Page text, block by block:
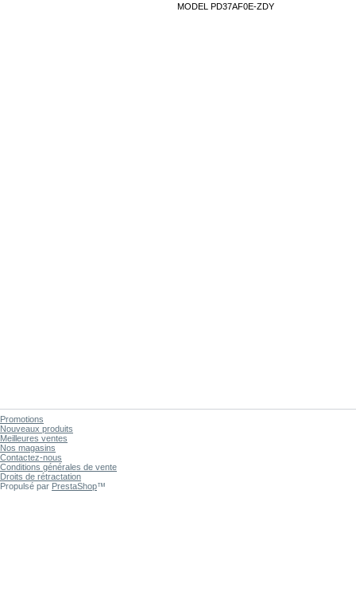
MODEL PD37AF0E-ZDY
Promotions
Nouveaux produits
Meilleures ventes
Nos magasins
Contactez-nous
Conditions générales de vente
Droits de rétractation
Propulsé par PrestaShop™